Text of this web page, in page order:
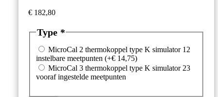
€ 182,80
Type *
MicroCal 2 thermokoppel type K simulator 12
instelbare meetpunten (+€ 14,75)
MicroCal 3 thermokoppel type K simulator 23
vooraf ingestelde meetpunten